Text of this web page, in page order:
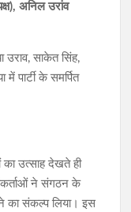
अनिल उरांव
उराव, साकेत सिंह,
पार्टी के समर्पित
उत्साह देखते ही
ने संगठन के
का संकल्प लिया। इस